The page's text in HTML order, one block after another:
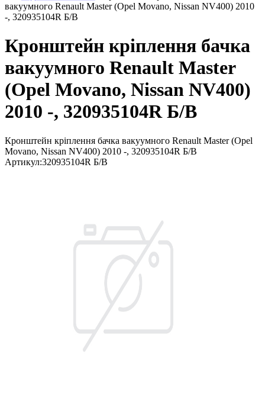
вакуумного Renault Master (Opel Movano, Nissan NV400) 2010
-, 320935104R Б/В
Кронштейн кріплення бачка
вакуумного Renault Master
(Opel Movano, Nissan NV400)
2010 -, 320935104R Б/В
Кронштейн кріплення бачка вакуумного Renault Master (Opel
Movano, Nissan NV400) 2010 -, 320935104R Б/В
Артикул:320935104R Б/В